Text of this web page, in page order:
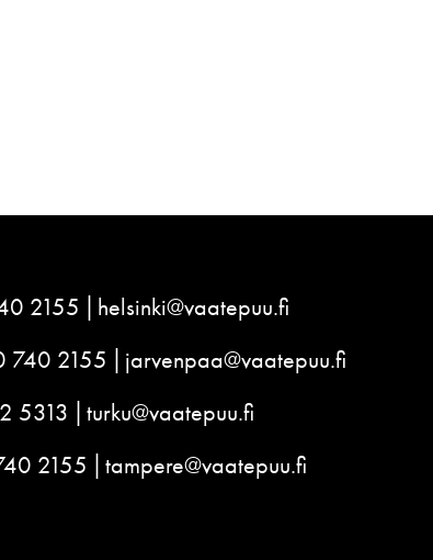
2155
helsinki@vaatepuu.fi
740 2155
jarvenpaa@vaatepuu.fi
5313
turku@vaatepuu.fi
2155 tampere@vaatepuu.fi